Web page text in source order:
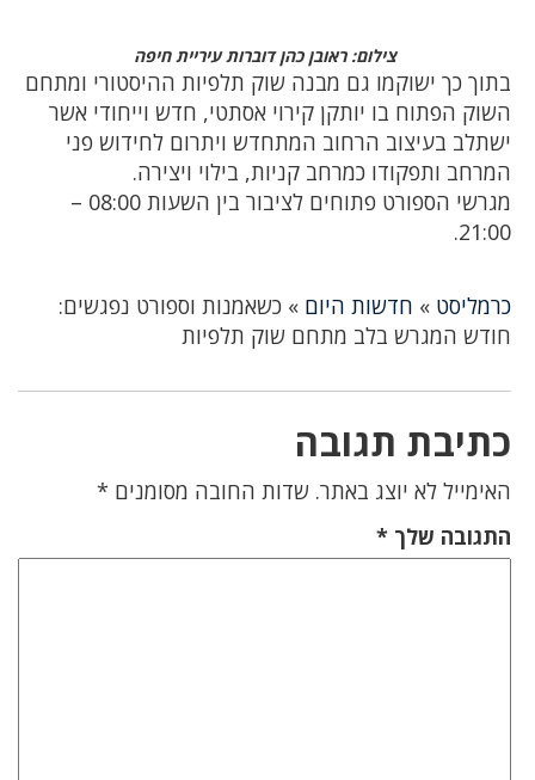
צילום: ראובן כהן דוברות עיריית חיפה
בתוך כך ישוקמו גם מבנה שוק תלפיות ההיסטורי ומתחם
השוק הפתוח בו יותקן קירוי אסתטי, חדש וייחודי אשר
ישתלב בעיצוב הרחוב המתחדש ויתרום לחידוש פני
המרחב ותפקודו כמרחב קניות, בילוי ויצירה.
מגרשי הספורט פתוחים לציבור בין השעות 08:00 –
21:00.
כרמליסט » חדשות היום » כשאמנות וספורט נפגשים:
חודש המגרש בלב מתחם שוק תלפיות
כתיבת תגובה
האימייל לא יוצג באתר. שדות החובה מסומנים *
התגובה שלך *